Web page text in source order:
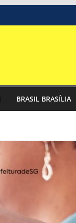
BRASIL BRASÍLIA